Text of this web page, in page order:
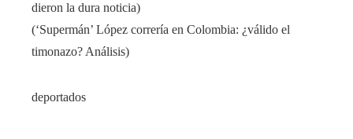
dieron la dura noticia)
(‘Supermán’ López correría en Colombia: ¿válido el
timonazo? Análisis)
deportados